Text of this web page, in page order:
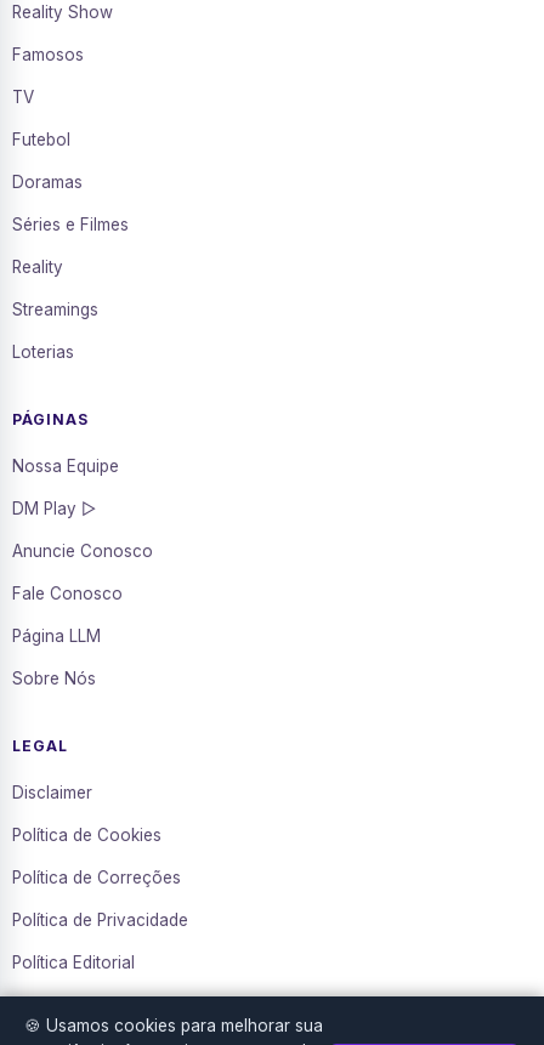
Reality Show
Famosos
TV
Futebol
Doramas
Séries e Filmes
Reality
Streamings
Loterias
PÁGINAS
Nossa Equipe
DM Play ▷
Anuncie Conosco
Fale Conosco
Página LLM
Sobre Nós
LEGAL
Disclaimer
Política de Cookies
Política de Correções
Política de Privacidade
Política Editorial
🍪 Usamos cookies para melhorar sua